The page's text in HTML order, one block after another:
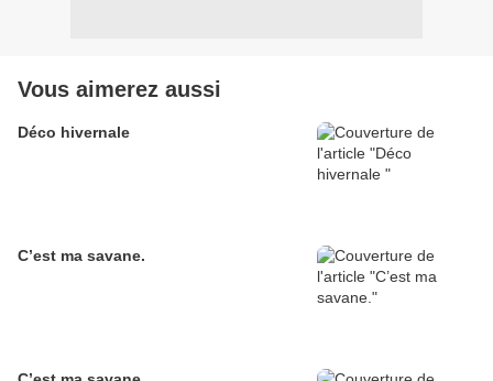
Vous aimerez aussi
Déco hivernale
C’est ma savane.